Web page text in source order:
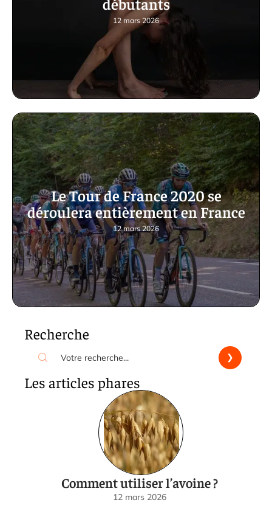
12 mars 2026
Le Tour de France 2020 se
déroulera entièrement en France
12 mars 2026
Recherche
Les articles phares
Comment utiliser l’avoine ?
12 mars 2026